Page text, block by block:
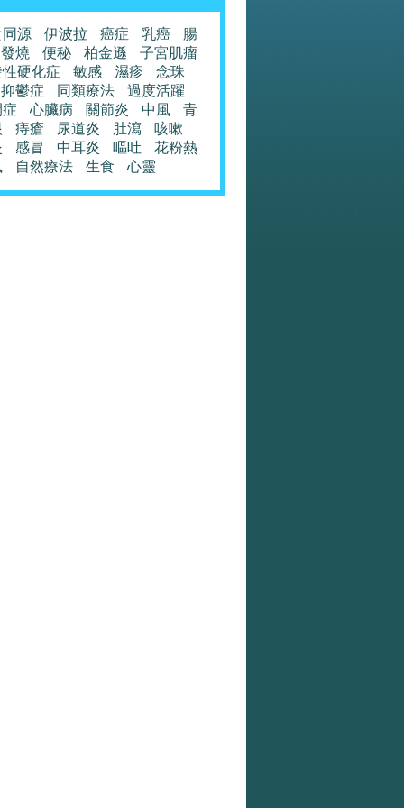
源 伊波拉 癌症 乳癌
腸
發燒
便秘 柏金遜
子宮肌瘤
硬化症
敏感 濕疹
念珠
抑鬱症
同類療法
過度活躍
心臟病 關節炎 中風
青
痔瘡 尿道炎 肚瀉
咳嗽
感冒 中耳炎 嘔吐
花粉熱
自然療法 生食 心靈